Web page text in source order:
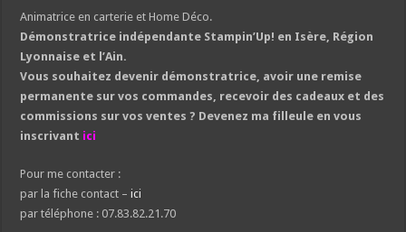
Animatrice en carterie et Home Déco.
Démonstratrice indépendante Stampin’Up! en Isère, Région
Lyonnaise et l’Ain.
Vous souhaitez devenir démonstratrice, avoir une remise
permanente sur vos commandes, recevoir des cadeaux et des
commissions sur vos ventes ? Devenez ma filleule en vous
inscrivant ici
Pour me contacter :
par la fiche contact –ici
par téléphone : 07.83.82.21.70